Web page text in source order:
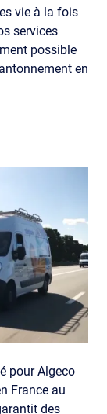
vie à la fois
services
possible
en
pour Algeco
France au
des